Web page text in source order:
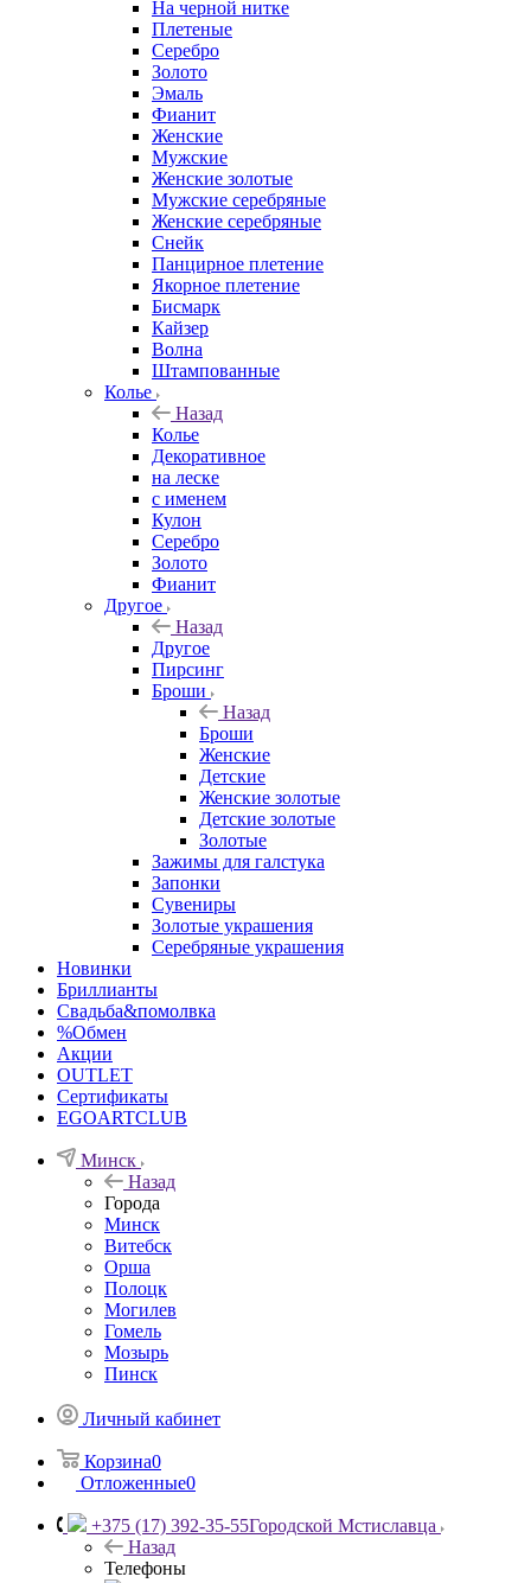
На черной нитке
Плетеные
Серебро
Золото
Эмаль
Фианит
Женские
Мужские
Женские золотые
Мужские серебряные
Женские серебряные
Снейк
Панцирное плетение
Якорное плетение
Бисмарк
Кайзер
Волна
Штампованные
Колье
Назад
Колье
Декоративное
на леске
с именем
Кулон
Серебро
Золото
Фианит
Другое
Назад
Другое
Пирсинг
Броши
Назад
Броши
Женские
Детские
Женские золотые
Детские золотые
Золотые
Зажимы для галстука
Запонки
Сувениры
Золотые украшения
Серебряные украшения
Новинки
Бриллианты
Свадьба&помолвка
%Обмен
Акции
OUTLET
Сертификаты
EGOARTCLUB
Минск
Назад
Города
Минск
Витебск
Орша
Полоцк
Могилев
Гомель
Мозырь
Пинск
Личный кабинет
Корзина0
Отложенные0
+375 (17) 392-35-55Городской Мстиславца
Назад
Телефоны